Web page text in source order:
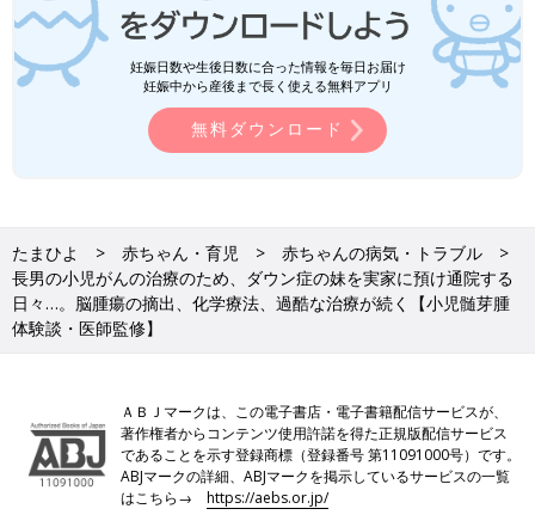
妊娠日数や生後日数に合った情報を毎日お届け
妊娠中から産後まで長く使える無料アプリ
無料ダウンロード
たまひよ 赤ちゃん・育児
赤ちゃんの病気・トラブル
長男の小児がんの治療のため、ダウン症の妹を実家に預け通院する
日々…。脳腫瘍の摘出、化学療法、過酷な治療が続く【小児髄芽腫
体験談・医師監修】
ＡＢＪマークは、この電子書店・電子書籍配信サービスが、
著作権者からコンテンツ使用許諾を得た正規版配信サービス
であることを示す登録商標（登録番号 第11091000号）です。
ABJマークの詳細、ABJマークを掲示しているサービスの一覧
はこちら→https://aebs.or.jp/